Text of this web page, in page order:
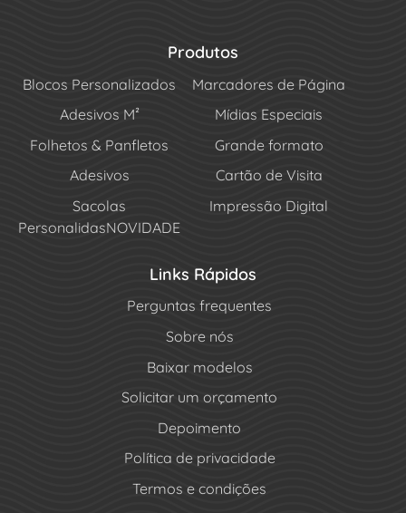
Produtos
Blocos Personalizados
Marcadores de Página
Adesivos M²
Mídias Especiais
Folhetos & Panfletos
Grande formato
Adesivos
Cartão de Visita
Sacolas
PersonalidasNOVIDADE
Impressão Digital
Links Rápidos
Perguntas frequentes
Sobre nós
Baixar modelos
Solicitar um orçamento
Depoimento
Política de privacidade
Termos e condições